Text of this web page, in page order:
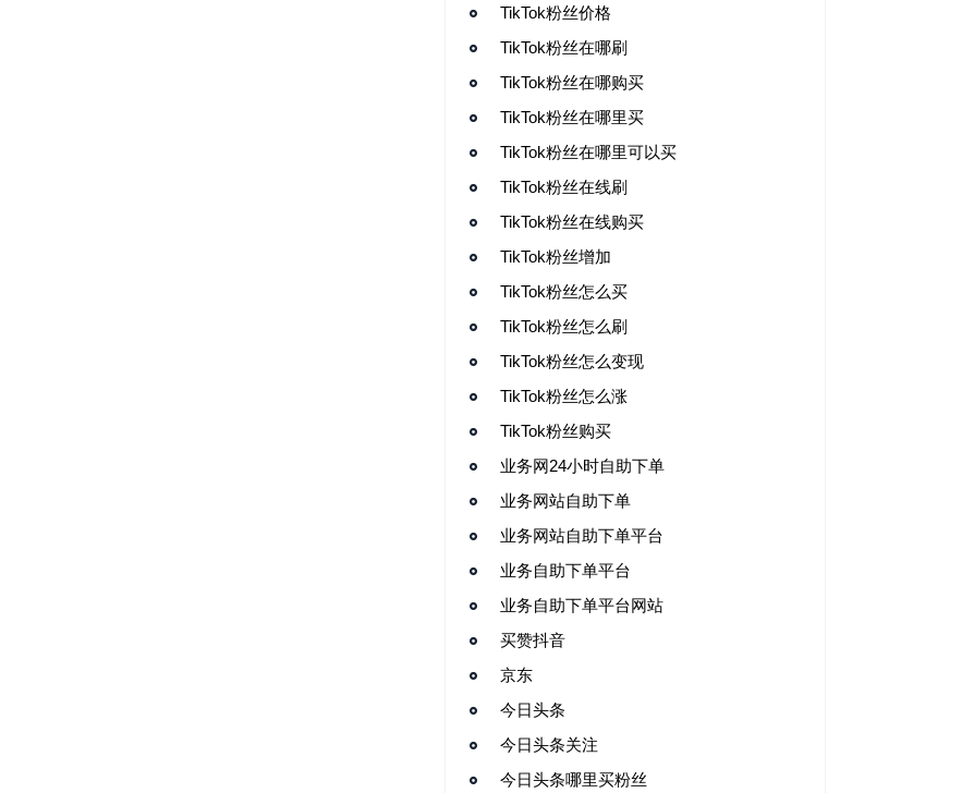
TikTok粉丝价格
TikTok粉丝在哪刷
TikTok粉丝在哪购买
TikTok粉丝在哪里买
TikTok粉丝在哪里可以买
TikTok粉丝在线刷
TikTok粉丝在线购买
TikTok粉丝增加
TikTok粉丝怎么买
TikTok粉丝怎么刷
TikTok粉丝怎么变现
TikTok粉丝怎么涨
TikTok粉丝购买
业务网24小时自助下单
业务网站自助下单
业务网站自助下单平台
业务自助下单平台
业务自助下单平台网站
买赞抖音
京东
今日头条
今日头条关注
今日头条哪里买粉丝